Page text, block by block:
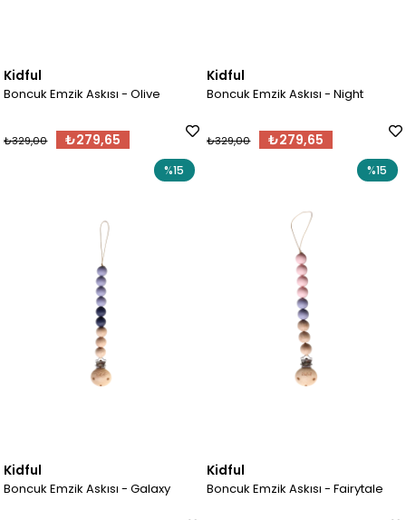
Kidful
Boncuk Emzik Askısı - Olive
₺279,65
₺329,00
Kidful
Boncuk Emzik Askısı - Night
₺279,65
₺329,00
Kidful
Boncuk Emzik Askısı - Galaxy
%15
Kidful
Boncuk Emzik Askısı - Fairytale
%15